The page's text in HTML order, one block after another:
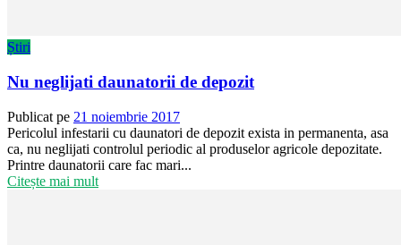
Știri
Nu neglijati daunatorii de depozit
Publicat pe 21 noiembrie 2017
Pericolul infestarii cu daunatori de depozit exista in permanenta, asa
ca, nu neglijati controlul periodic al produselor agricole depozitate.
Printre daunatorii care fac mari...
Citește mai mult